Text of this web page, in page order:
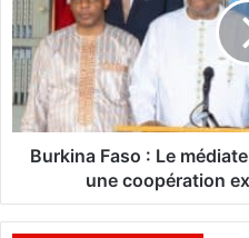
s
t
m
r
i
n
F
a
:
L
Burkina Faso : Le
une coopération